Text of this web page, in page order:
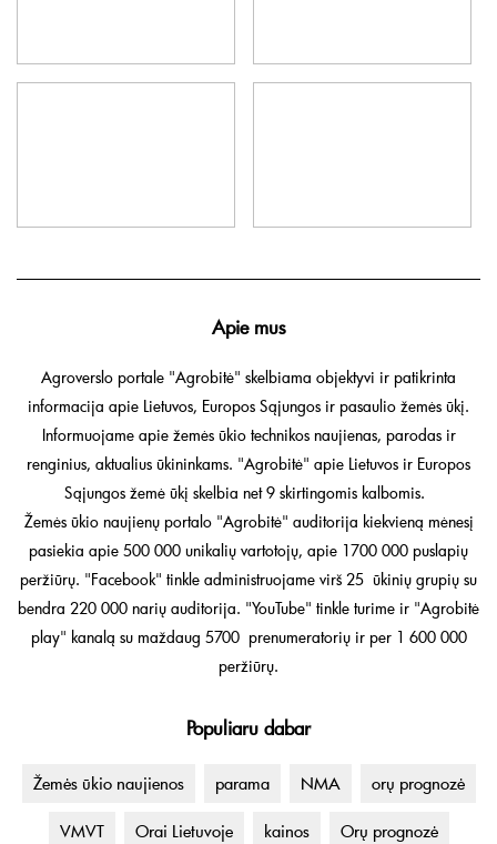
Apie mus
Agroverslo portale "Agrobitė" skelbiama objektyvi ir patikrinta
informacija apie Lietuvos, Europos Sąjungos ir pasaulio žemės ūkį.
Informuojame apie žemės ūkio technikos naujienas, parodas ir
renginius, aktualius ūkininkams. "Agrobitė" apie Lietuvos ir Europos
Sąjungos žemė ūkį skelbia net 9 skirtingomis kalbomis.
Žemės ūkio naujienų portalo "Agrobitė" auditorija kiekvieną mėnesį
pasiekia apie 500 000 unikalių vartotojų, apie 1700 000 puslapių
peržiūrų. "Facebook" tinkle administruojame virš 25 ūkinių grupių su
bendra 220 000 narių auditorija. "YouTube" tinkle turime ir "Agrobitė
play" kanalą su maždaug 5700 prenumeratorių ir per 1 600 000
peržiūrų.
Populiaru dabar
Žemės ūkio naujienos parama NMA orų prognozė
VMVT Orai Lietuvoje kainos Orų prognozė